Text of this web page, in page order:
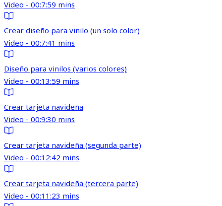
Video - 00:7:59 mins
Crear diseño para vinilo (un solo color)
Video - 00:7:41 mins
Diseño para vinilos (varios colores)
Video - 00:13:59 mins
Crear tarjeta navideña
Video - 00:9:30 mins
Crear tarjeta navideña (segunda parte)
Video - 00:12:42 mins
Crear tarjeta navideña (tercera parte)
Video - 00:11:23 mins